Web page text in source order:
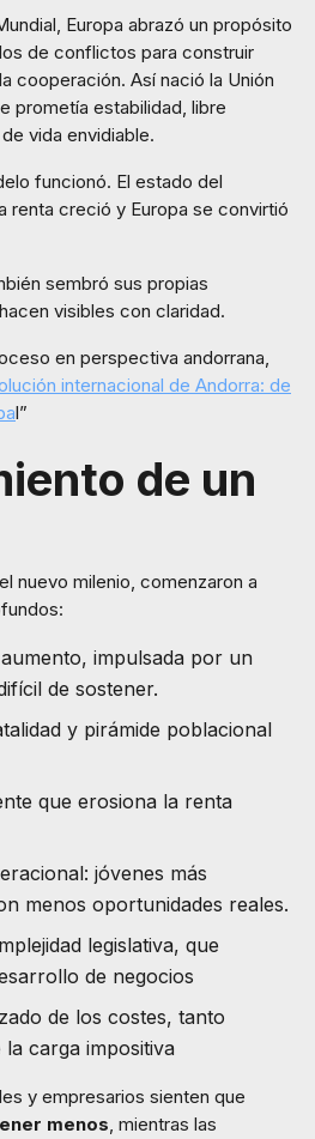
Europa abrazó un propósito
de conflictos para construir
cooperación. Así nació la Unión
prometía estabilidad, libre
vida envidiable.
funcionó. El estado del
renta creció y Europa se convirtió
sembró sus propias
visibles con claridad.
en perspectiva andorrana,
internacional de Andorra: de
l”
de un
nuevo milenio, comenzaron a
impulsada por un
de sostener.
y pirámide poblacional
que erosiona la renta
jóvenes más
menos oportunidades reales.
legislativa, que
de negocios
de los costes, tanto
carga impositiva
y empresarios sienten que
menos, mientras las